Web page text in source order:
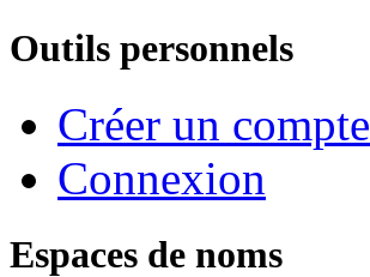
Outils personnels
Créer un compte
Connexion
Espaces de noms